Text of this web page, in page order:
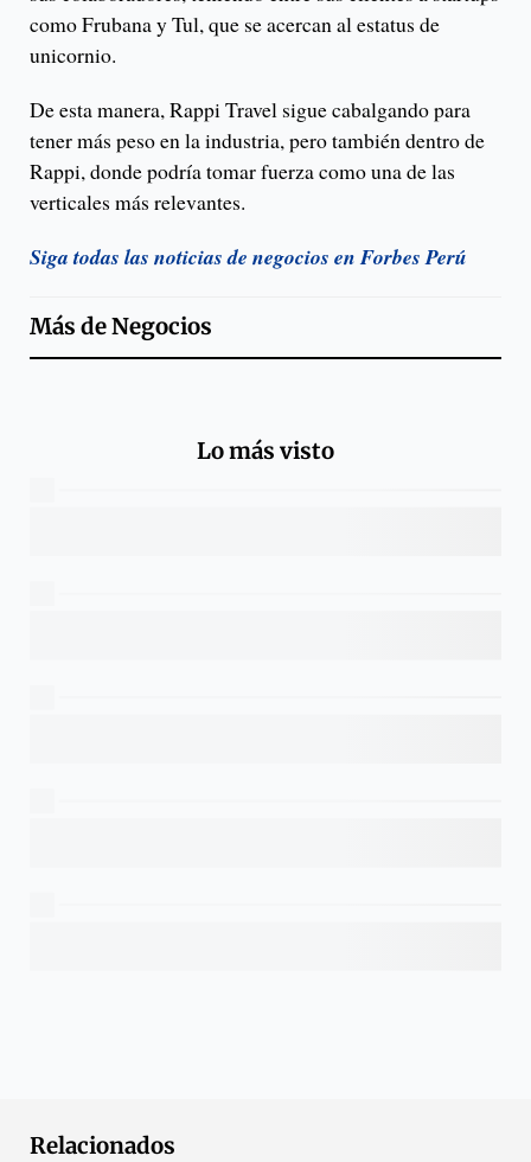
como Frubana y Tul, que se acercan al estatus de
unicornio.
De esta manera, Rappi Travel sigue cabalgando para
tener más peso en la industria, pero también dentro de
Rappi, donde podría tomar fuerza como una de las
verticales más relevantes.
Siga todas las noticias de negocios en Forbes Perú
Más deNegocios
Lo más visto
Relacionados